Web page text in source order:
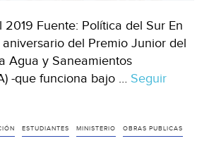
Fuente: Política del Sur En
del Premio Junior del
Agua y Saneamientos
-que funciona bajo … Seguir
ESTUDIANTES MINISTERIO OBRAS PUBLICAS